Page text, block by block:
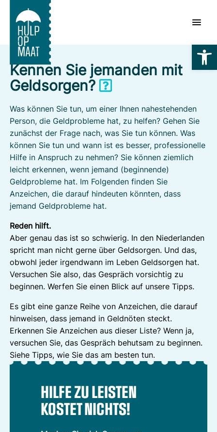
Inhalt
springen
Kennen Sie jemanden mit
Geldsorgen?
Was können Sie tun, um einer Ihnen nahestehenden
Person, die Geldprobleme hat, zu helfen? Gehen Sie
zunächst der Frage nach, was Sie tun können. Was
können Sie tun und wann ist es besser, professionelle
Hilfe in Anspruch zu nehmen? Sie können ziemlich
leicht erkennen, wenn jemand (beginnende)
Geldprobleme hat. Im Folgenden finden Sie
Anzeichen, die darauf hindeuten könnten, dass
jemand Geldprobleme hat.
Reden hilft.
Aber genau das ist so schwierig. In den Niederlanden
spricht man nicht gerne über Geldsorgen. Und das,
obwohl jeder irgendwann im Leben Geldsorgen hat.
Versuchen Sie also, das Gespräch vorsichtig zu
beginnen. Werfen Sie einen Blick auf unsere Tipps.
Es gibt eine ganze Reihe von Anzeichen, die darauf
hinweisen, dass jemand in Geldnöten steckt.
Erkennen Sie Anzeichen aus dieser Liste? Wenn ja,
versuchen Sie, das Gespräch behutsam zu beginnen.
Siehe Tipps, wie Sie das am besten tun.
HILFE ZU LEISTEN
KOSTET NICHTS!